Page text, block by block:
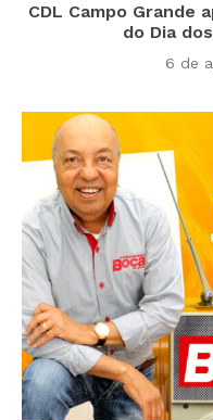
CDL Campo Grande
do Dia
6 de